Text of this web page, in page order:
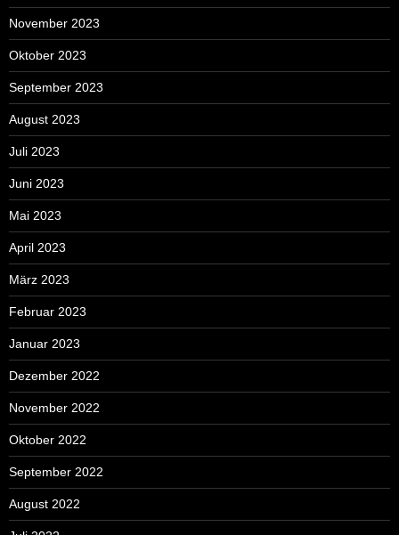
November 2023
Oktober 2023
September 2023
August 2023
Juli 2023
Juni 2023
Mai 2023
April 2023
März 2023
Februar 2023
Januar 2023
Dezember 2022
November 2022
Oktober 2022
September 2022
August 2022